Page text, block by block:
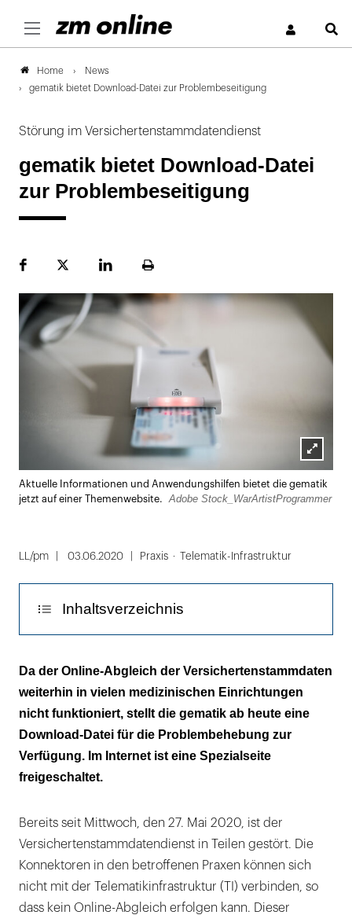
Home
News
gematik bietet Download-Datei zur Problembeseitigung
Störung im Versichertenstammdatendienst
gematik bietet Download-Datei
zur Problembeseitigung
FacebookPlattformLinekdInSeite
Lightbox
öffnen
Aktuelle Informationen und Anwendungshilfen bietet die gematik
jetzt auf einer Themenwebsite.
Adobe Stock_WarArtistProgrammer
LL/pm 03.06.2020 Praxis Telematik-Infrastruktur
Inhaltsverzeichnis
Neue Download-Datei zur Problembehebung
Anwendern enstehen keine Kosten und
Sanktionen
Da der Online-Abgleich der Versichertenstammdaten
weiterhin in vielen medizinischen Einrichtungen
nicht funktioniert, stellt die gematik ab heute eine
Download-Datei für die Problembehebung zur
Verfügung. Im Internet ist eine Spezialseite
freigeschaltet.
Bereits seit Mittwoch, den 27. Mai 2020, ist der
Versichertenstammdatendienst in Teilen gestört. Die
Konnektoren in den betroffenen Praxen können sich
nicht mit der Telematikinfrastruktur (TI) verbinden, so
dass kein Online-Abgleich erfolgen kann. Dieser